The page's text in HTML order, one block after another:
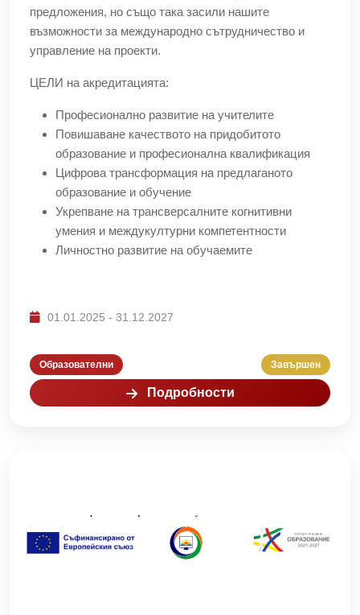
предложения, но също така засили нашите
възможности за международно сътрудничество и
управление на проекти.
ЦЕЛИ на акредитацията:
Професионално развитие на учителите
Повишаване качеството на придобитото
образование и професионална квалификация
Цифрова трансформация на предлаганото
образование и обучение
Укрепване на трансверсалните когнитивни
умения и междукултурни компетентности
Личностно развитие на обучаемите
01.01.2025 - 31.12.2027
Образователни Завършен
Подробности